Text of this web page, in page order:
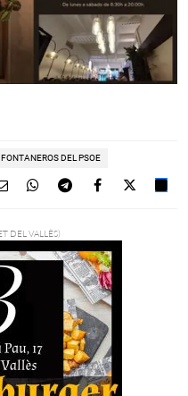
FONTANEROS DEL PSOE